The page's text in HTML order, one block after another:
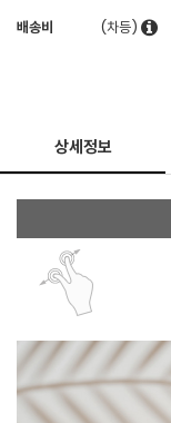
배송비 (차등)
상세정보